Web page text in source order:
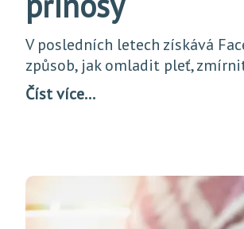
V posledních letech získává
způsob, jak omladit pleť,
Číst více…